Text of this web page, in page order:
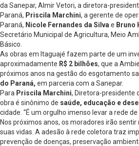
da Sanepar, Almir Vetori, a diretora-
Paraná, Priscila Marchini, a gerente de
Paraná, Nicole Fernandes da Silva e Bruno
Secretário Municipal de Agricultura, Meio
Básico.
As obras em Itaguajé fazem parte de um
aproximadamente R$ 2 bilhões, que a
próximos anos na gestão do esgotamento
do Paraná, em parceria com a Sanepar.
Para Priscila Marchini, Diretora-presidente
obra é sinônimo de saúde, educação e
cidade. “É um orgulho imenso levar a rede
Nos próximos anos, os moradores irão
suas vidas. A adesão à rede coletora traz
prevenção de doenças, preservação